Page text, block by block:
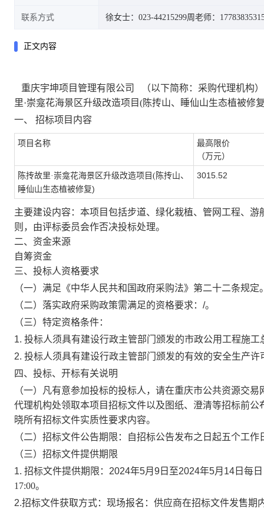
联系方式 徐女士：023-44215299周老师：
正文内容
重庆宇坤项目管理有限公司
（以下简称：采购代理机构
里·崇龛花海景区升级改造项目(陈抟山、睡仙山生态植被修
一、
招标项目内容
项目名称
最高限价
（万元）
陈抟故里·崇龛花海景区升级改造项目(陈抟山、
睡仙山生态植被修复)
3015.52
主要建设内容：本项目包括步道、绿化栽植、管网工程、
则，由评标委员会作否决投标处理。
二、资金来源
自筹资金
三、投标人资格要求
（一）满足《中华人民共和国政府采购法》第二十二条规定
（二）落实政府采购政策需满足的资格要求： /。
（三）特定资格条件：
1. 投标人须具有建设行政主管部门颁发的市政公用工程施工
2. 投标人须具有建设行政主管部门颁发的有效的安全生产
四、投标、开标有关说明
（一）凡有意参加投标的投标人， 请在重庆市公共资源交易
代理机构处领取本项目招标文件以及图纸、澄清等招标前公
晓所有招标文件实质性要求内容。
（二）招标文件公告期限：自招标公告发布之日起五个工作
（三）招标文件提供期限
1. 招标文件提供期限： 2024年5月 9 日至2024年5月 14 日每
17:00。
2.招标文件获取方式： 现场报名：供应商在招标文件发售期